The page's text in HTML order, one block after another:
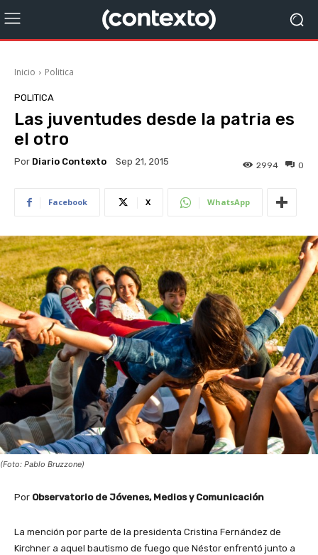
Inicio Politica
POLITICA
Las juventudes desde la patria es
el otro
Por Diario Contexto Sep 21, 2015 0
2994
Facebook X WhatsApp
(Foto: Pablo Bruzzone)
Por Observatorio de Jóvenes, Medios y Comunicación
La mención por parte de la presidenta Cristina Fernández de
Kirchner a aquel bautismo de fuego que Néstor enfrentó junto a